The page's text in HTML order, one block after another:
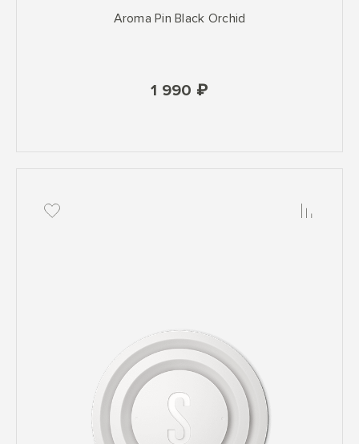
Aroma Pin Black Orchid
1 990 ₽